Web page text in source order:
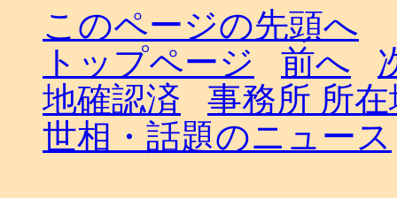
このページの先頭へ
トップページ
前へ
地確認済
事務所 所
世相・話題のニュース